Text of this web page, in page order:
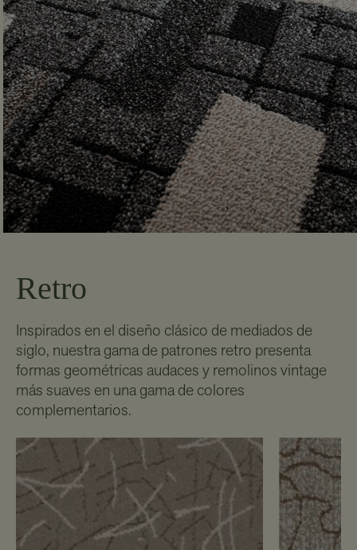
Retro
Inspirados en el diseño clásico de mediados de
siglo, nuestra gama de patrones retro presenta
formas geométricas audaces y remolinos vintage
más suaves en una gama de colores
complementarios.